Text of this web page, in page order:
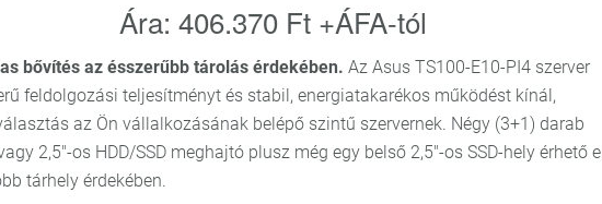
Ára: 406.370 Ft +ÁFA-tól
bővítés az ésszerűbb tárolás érdekében. Az Asus TS100-E10-PI4 szerver
feldolgozási teljesítményt és stabil, energiatakarékos működést kínál,
az Ön vállalkozásának belépő szintű szervernek. Négy (3+1) darab
2,5"-os HDD/SSD meghajtó plusz még egy belső 2,5"-os SSD-hely érhető el
tárhely érdekében.